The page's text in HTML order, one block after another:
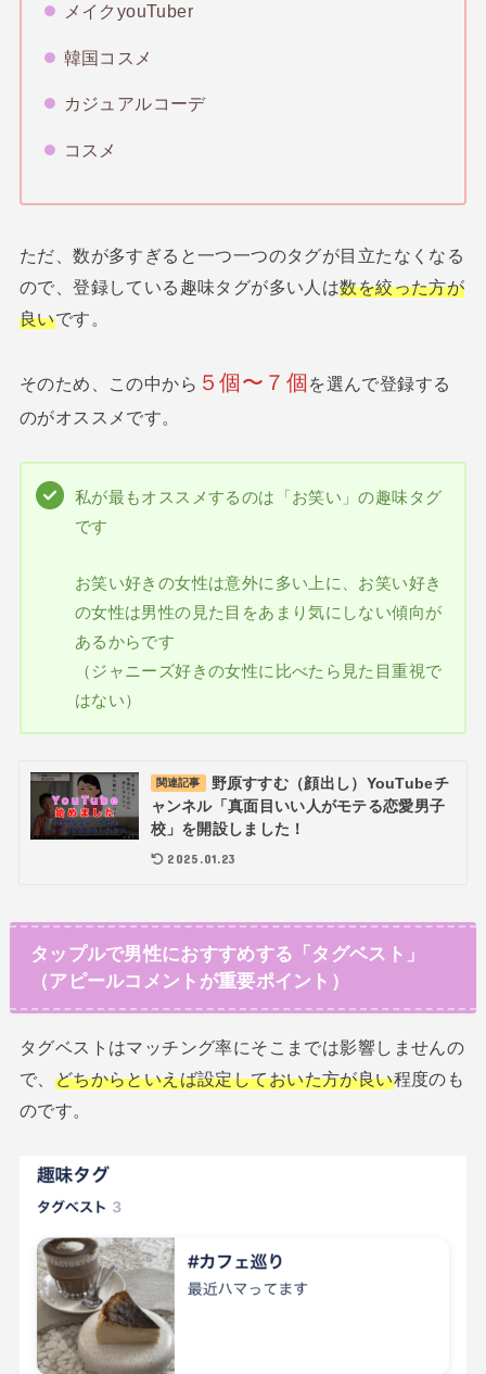
メイクyouTuber
韓国コスメ
カジュアルコーデ
コスメ
ただ、数が多すぎると一つ一つのタグが目立たなくなる
ので、登録している趣味タグが多い人は数を絞った方が
良いです。
そのため、この中から ５個〜７個 を選んで登録する
のがオススメです。
私が最もオススメするのは「お笑い」の趣味タグ
です
お笑い好きの女性は意外に多い上に、お笑い好き
の女性は男性の見た目をあまり気にしない傾向が
あるからです
（ジャニーズ好きの女性に比べたら見た目重視で
はない）
関連記事
野原すすむ（顔出し）YouTubeチ
ャンネル「真面目いい人がモテる恋愛男子
校」を開設しました！
2025.01.23
タップルで男性におすすめする「タグベスト」
（アピールコメントが重要ポイント）
タグベストはマッチング率にそこまでは影響しませんの
で、 どちからといえば設定しておいた方が良い程度のも
のです。